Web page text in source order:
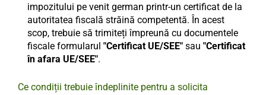
impozitului pe venit german printr-un certificat de la
autoritatea fiscală străină competentă. În acest
scop, trebuie să trimiteți împreună cu documentele
fiscale formularul "Certificat UE/SEE" sau "Certificat
în afara UE/SEE".
Ce condiții trebuie îndeplinite pentru a solicita